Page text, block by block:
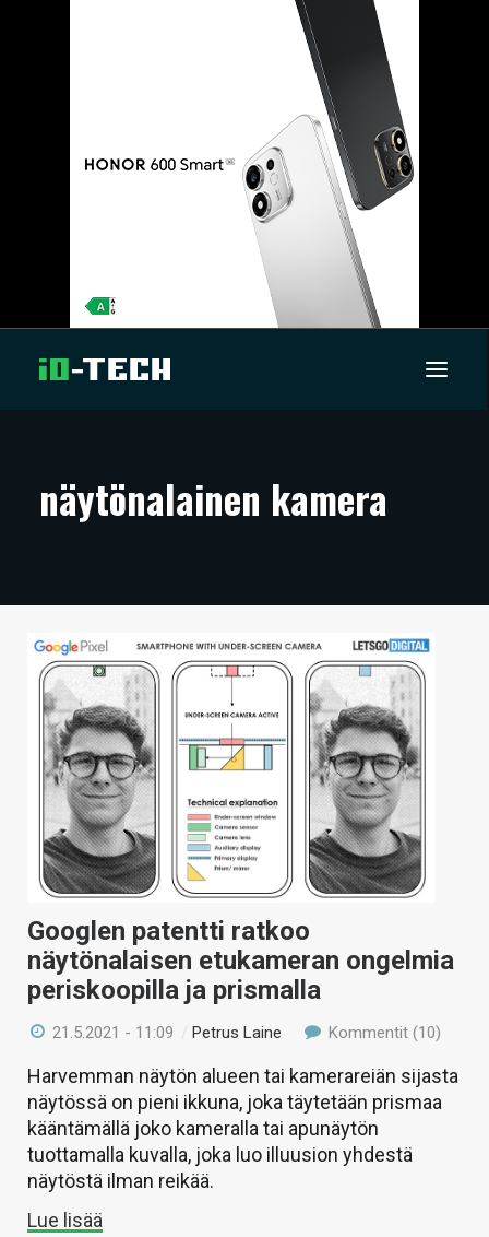
ARTIKKELIT
TECHBBS
TIETOA
HINTA.FI
KAUPPA
VAIHDA TEEMA
HAKU
näytönalainen kamera
Googlen patentti ratkoo
näytönalaisen etukameran ongelmia
periskoopilla ja prismalla
21.5.2021 - 11:09 /Petrus Laine Kommentit (10)
Harvemman näytön alueen tai kamerareiän sijasta
näytössä on pieni ikkuna, joka täytetään prismaa
kääntämällä joko kameralla tai apunäytön
tuottamalla kuvalla, joka luo illuusion yhdestä
näytöstä ilman reikää.
Lue lisää